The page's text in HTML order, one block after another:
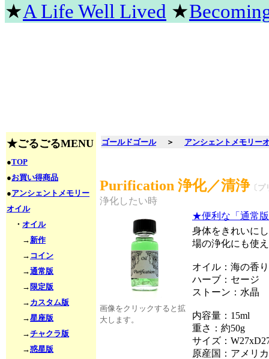
★A Life Well Lived ★
★ごるごるMENU
●TOP
●お買い得商品
●アンシェントメモリー
オイル
・ オイル
→新作
→ コイン
→通常版
→ 限定版
→ カスタム版
→星座版
→チャクラ版
→惑星版
ゴールドゴール ＞ アンシェントメモリー
Purification 浄化／清浄〔プ
浄化したい時
画像をクリックすると拡
大します。
★便利な「通常
身体をきれいに
場の浄化にも使
オイル：海の香
ハーブ：セージ
ストーン：水晶
内容量：15ml
重さ：約50g
サイズ：
原産国：アメリカ